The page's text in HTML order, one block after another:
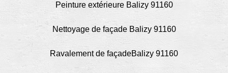
Peinture extérieure Balizy 91160
Nettoyage de façade Balizy 91160
Ravalement de façadeBalizy 91160